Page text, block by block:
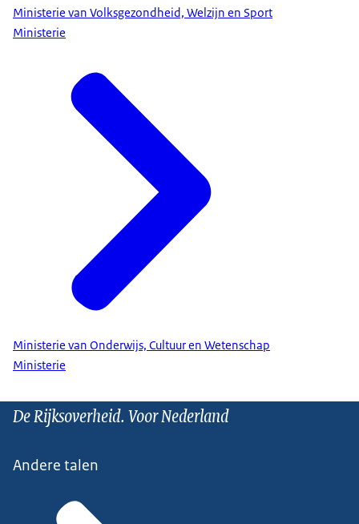
Ministerie van Volksgezondheid, Welzijn en Sport
Ministerie
Ministerie van Onderwijs, Cultuur en Wetenschap
Ministerie
De Rijksoverheid. Voor Nederland
Andere talen